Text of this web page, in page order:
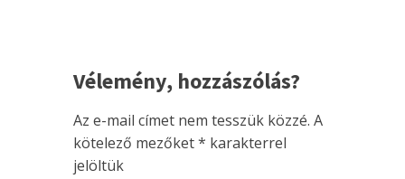
Vélemény, hozzászólás?
Az e-mail címet nem tesszük közzé. A
kötelező mezőket* karakterrel
jelöltük